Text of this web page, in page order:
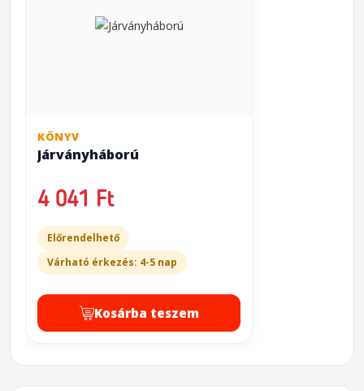
KÖNYV
Járványháború
4 041 Ft
Előrendelhető
Várható érkezés: 4-5 nap
Kosárba teszem